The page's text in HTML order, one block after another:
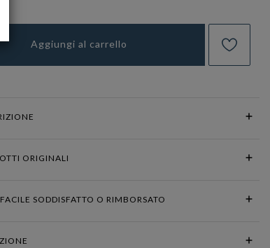
Aggiungi al carrello
ORIGINALI
SODDISFATTO O RIMBORSATO